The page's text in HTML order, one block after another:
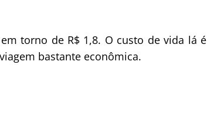
torno de R$ 1,8. O custo de vida lá é
bastante econômica.